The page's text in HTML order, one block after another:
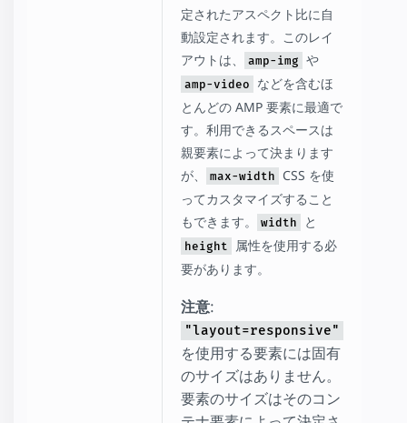
定されたアスペクト比に自
動設定されます。このレイ
アウトは、
amp-img や
amp-video
などを含むほ
とんどの AMP 要素に最適で
す。利用できるスペースは
親要素によって決まります
が、
max-width
CSS を使
ってカスタマイズすること
もできます。
width と
height
属性を使用する必
要があります。
注意:
"layout=responsive"
を使用する要素には固有
のサイズはありません。
要素のサイズはそのコン